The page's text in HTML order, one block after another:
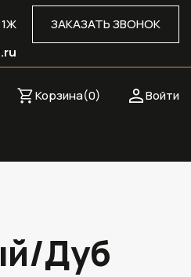
ЗАКАЗАТЬ ЗВОНОК
Войти
Корзина(0)
Дуб